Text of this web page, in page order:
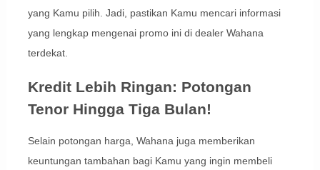
yang Kamu pilih. Jadi, pastikan Kamu mencari informasi
yang lengkap mengenai promo ini di dealer Wahana
terdekat.
Kredit Lebih Ringan: Potongan
Tenor Hingga Tiga Bulan!
Selain potongan harga, Wahana juga memberikan
keuntungan tambahan bagi Kamu yang ingin membeli